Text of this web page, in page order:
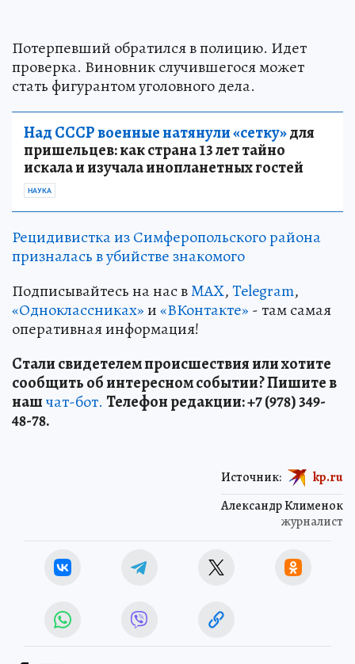
Потерпевший обратился в полицию. Идет
проверка. Виновник случившегося может
стать фигурантом уголовного дела.
Над СССР военные натянули «сетку»для
пришельцев: как страна 13 лет тайно
искала и изучала инопланетных гостей
НАУКА
Рецидивистка из Симферопольского района
призналась в убийстве знакомого
Подписывайтесь на нас вMAX,Telegram,
«Одноклассниках»и«ВКонтакте» - там самая
оперативная информация!
Стали свидетелем происшествия или хотите
сообщить об интересном событии? Пишите в
нашчат-бот. Телефон редакции: +7 (978) 349-
48-78.
Александр Клименок
журналист
Источник: kp.ru